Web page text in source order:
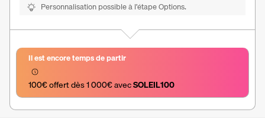
Personnalisation possible à l’étape Options.
Il est encore temps de partir
100€ offert dès 1 000€ avec SOLEIL100